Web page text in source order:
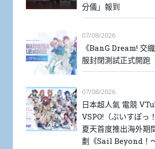
分儀」報到
07/08/2026
《BanG Dream! 交
服封閉測試正式開跑
07/08/2026
日本超人氣 電競
VSPO!（ぶいすぽっ
夏天首度推出海外期
劃《Sail Beyond！